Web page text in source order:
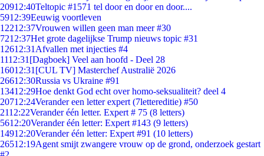
20912:40Teltopic #1571 tel door en door en door....
5912:39Eeuwig voortleven
12212:37Vrouwen willen geen man meer #30
7212:37Het grote dagelijkse Trump nieuws topic #31
12612:31 Afvallen met injecties #4
1112:31 [Dagboek] Veel aan hoofd - Deel 28
16012:31 [CUL TV] Masterchef Australië 2026
26612:30Russia vs Ukraine #91
13412:29Hoe denkt God echt over homo-seksualiteit? deel 4
20712:24Verander een letter expert (7lettereditie) #50
2112:22Verander één letter. Expert # 75 (8 letters)
5612:20Verander één letter: Expert #143 (9 letters)
14912:20Verander één letter: Expert #91 (10 letters)
26512:19Agent smijt zwangere vrouw op de grond, onderzoek gestart